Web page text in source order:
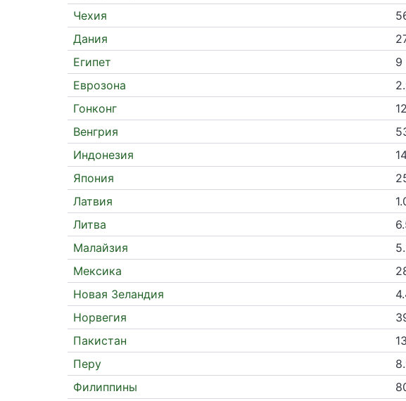
Чехия
Дания
Египет
9
Еврозона
Гонконг
12
Венгрия
Индонезия
Япония
Латвия
Литва
Малайзия
Мексика
Новая Зеландия
Норвегия
Пакистан
Перу
Филиппины